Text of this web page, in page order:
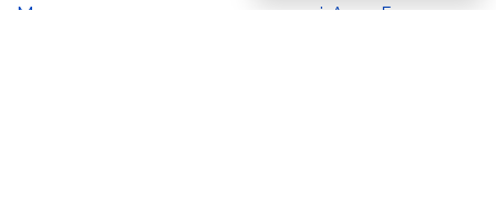
Мәдениет және ақпарат министрі Аида Ғалымқызы